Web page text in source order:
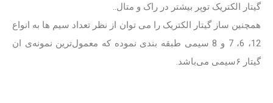
گیتار الکتریک توپر بیشتر در راک و متال..
همچنین ساز گیتار الکتریک را می توان از نظر تعداد سیم ها به انواع
12، 6، 7 و 8 سیمی طبقه بندی نموده که معمول‌ترین نمونه‌ی ان
گیتار ۶سیمی می‌‌باشد.